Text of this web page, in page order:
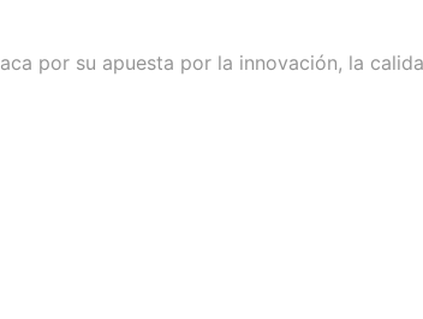
por su apuesta por la innovación, la